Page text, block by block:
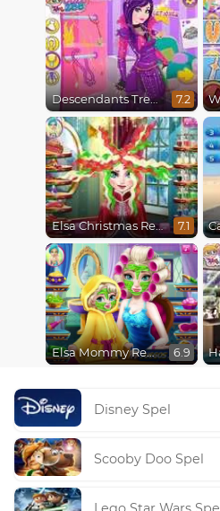
Descendants Trendsetters 7.2
Elsa Christmas Real Haircuts 7.1
Elsa Mommy Real Makeover 6.9
Disney Spel
Scooby Doo Spel